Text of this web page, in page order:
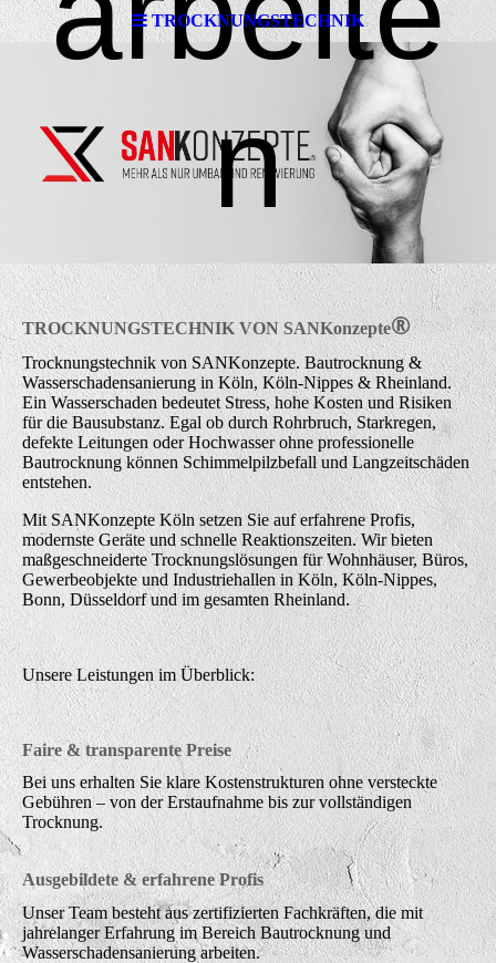
TROCKNUNGSTECHNIK
n
TROCKNUNGSTECHNIK VON SANKonzepte®
Trocknungstechnik von SANKonzepte. Bautrocknung &
Wasserschadensanierung in Köln, Köln-Nippes & Rheinland.
Ein Wasserschaden bedeutet Stress, hohe Kosten und Risiken
für die Bausubstanz. Egal ob durch Rohrbruch, Starkregen,
defekte Leitungen oder Hochwasser ohne professionelle
Bautrocknung können Schimmelpilzbefall und Langzeitschäden
entstehen.
Mit SANKonzepte Köln setzen Sie auf erfahrene Profis,
modernste Geräte und schnelle Reaktionszeiten. Wir bieten
maßgeschneiderte Trocknungslösungen für Wohnhäuser, Büros,
Gewerbeobjekte und Industriehallen in Köln, Köln-Nippes,
Bonn, Düsseldorf und im gesamten Rheinland.
Unsere Leistungen im Überblick:
Faire & transparente Preise
Bei uns erhalten Sie klare Kostenstrukturen ohne versteckte
Gebühren – von der Erstaufnahme bis zur vollständigen
Trocknung.
Ausgebildete & erfahrene Profis
Unser Team besteht aus zertifizierten Fachkräften, die mit
jahrelanger Erfahrung im Bereich Bautrocknung und
Wasserschadensanierung arbeiten.